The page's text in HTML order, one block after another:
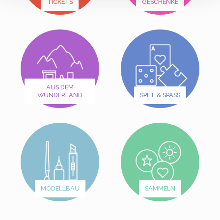
TICKETS GESCHENKE
AUS DEM
WUNDERLAND
SPIEL & SPASS
MODELLBAU SAMMELN